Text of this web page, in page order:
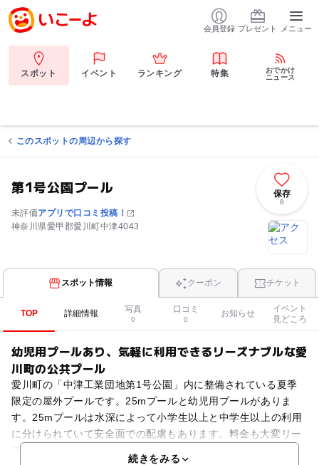
会員登録 プレゼント メニュー
スポット イベント ランキング 特集
おでかけ
ニュース
このスポットの周辺から探す
第1号公園プール
未評価アプリで口コミ投稿！
神奈川県愛甲郡愛川町中津4043
保存
8
スポット情報 クーポン チケット
TOP 詳細情報 写真
0
口コミ
0
お知らせ
イベント
見どころ
幼児用プールあり、気軽に利用できるリーズナブルな愛
川町の公共プール
愛川町の「中津工業団地第1号公園」内に整備されている夏季
限定の屋外プールです。25mプールと幼児用プールがありま
す。25mプールは水深によって小学生以上と中学生以上の利用
に分けられていて安全面での配慮もあります。料金も大変リー
続きをみる